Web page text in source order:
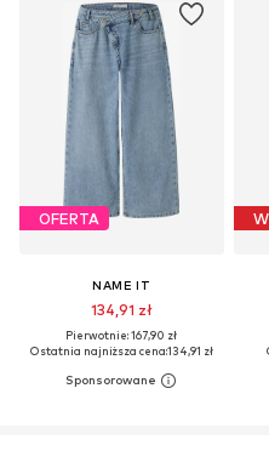
OFERTA
NAME IT
134,91 zł
Pierwotnie: 167,90 zł
Ostatnia najniższa cena:134,91 zł